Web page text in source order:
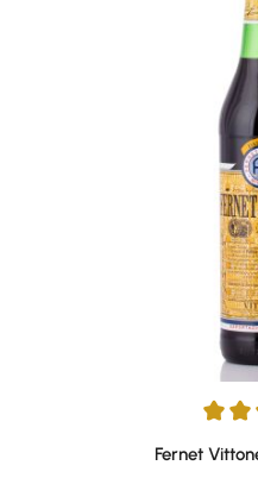
Durchschnittliche
Fernet